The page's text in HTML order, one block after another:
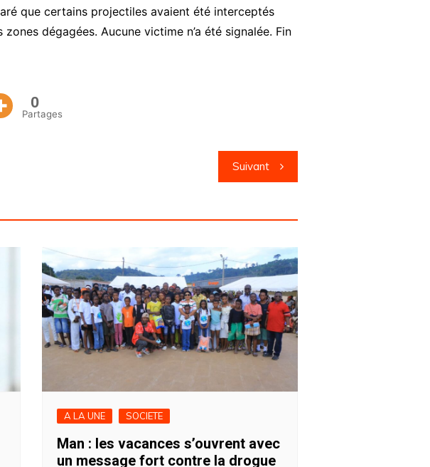
que certains projectiles avaient été interceptés
dégagées. Aucune victime n’a été signalée. Fin
0
Partages
Suivant
A LA UNE SOCIETE
Man : les vacances s’ouvrent avec
un message fort contre la drogue